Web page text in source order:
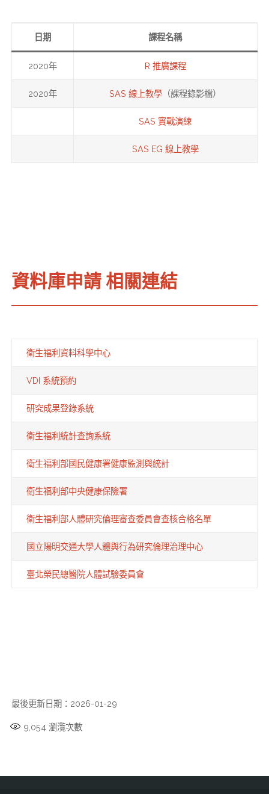
日期 課程名稱
2020年 R 推廣課程
2020年 SAS 線上教學 （課程錄影檔）
SAS 實戰演練
SAS EG 線上教學
資料庫申請 相關連結
衛生福利資料科學中心
VDI 系統預約
研究成果登錄系統
衛生福利統計查詢系統
衛生福利部國民健康署健康監測與統計
衛生福利部中央健康保險署
衛生福利部人體研究倫理審查委員會查核合格名單
國立陽明交通大學人體與行為研究倫理治理中心
臺北榮民總醫院人體試驗委員會
最後更新日期：2026-01-29
9,054瀏灠次數